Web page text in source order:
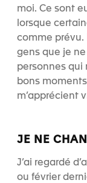
moi. Ce sont
lorsque
comme prévu.
gens que je
personnes qui
bons
m’apprécient
JE NE
J’ai regardé
ou février